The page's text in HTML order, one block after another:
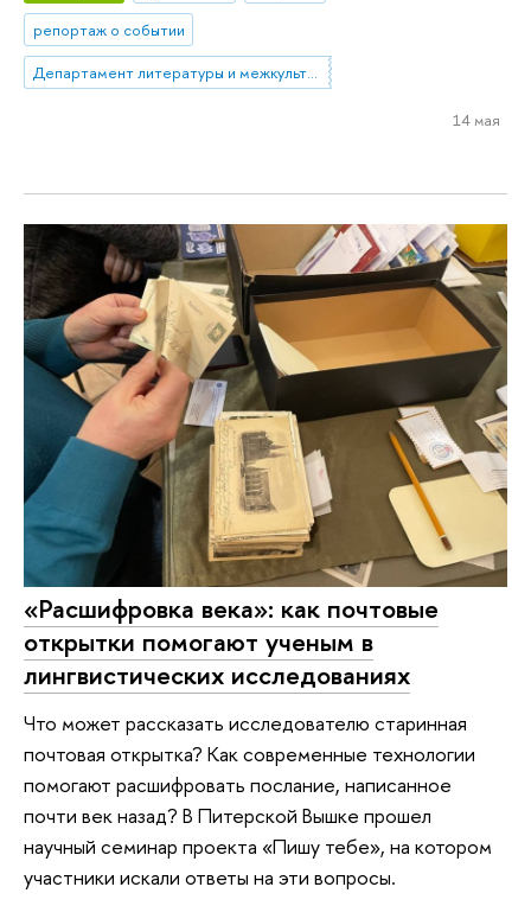
репортаж о событии
Департамент литературы и межкультурной коммуникации
14 мая
«Расшифровка века»: как почтовые
открытки помогают ученым в
лингвистических исследованиях
Что может рассказать исследователю старинная
почтовая открытка? Как современные технологии
помогают расшифровать послание, написанное
почти век назад? В Питерской Вышке прошел
научный семинар проекта «Пишу тебе», на котором
участники искали ответы на эти вопросы.